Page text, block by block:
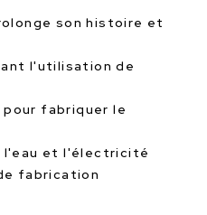
son histoire et
l'utilisation de
fabriquer le
l'eau et l'électricité
fabrication